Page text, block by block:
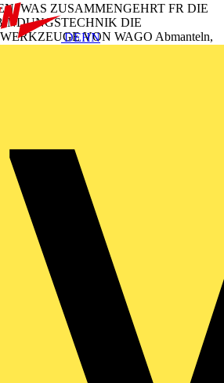
DEHN
WAS ZUSAMMENGEHRT FR DIE
DIE
VON WAGO Abmanteln,
Messen fr alle Arbeiten in der
Schaltschrankbau brauchen Profis
kompromisslos verlassen knnen. Die
berzeugen mit ihrer bewhrten Qualitt und
auch ergonomisch durchdacht.
Kabelmesser 206-1400 Kabelmesserset;
inkl. aller Wechselbgel in einer L-
fr 8 28 mm / 0.31 1.10 inch;
inkl. Wechselbgel
206-1442 Universal-Entmanteler; fr 8
Innendosenentmanteler; fr 8 13 mm
4,5 10 mm Artikelnummer
Steuerleitungen 206-1481
fr 3,2 4,4 mm 206-1482
fr 4,4 7,0 mm Abisolieren
Artikelnummer Crimp-Zangen 206-
16; Crimp-Bereich 6 mm, 10 mm
Quickstrip Vario; 0,03 10 mm;
206-1204 206-1225 206-1250 Crimp-
Bereich 0,25 4 mm Crimp-Zange 25;
mm und 25 mm Crimp-Zange 50; Crimp-
VDE-geprft: Bis 1000 V gem EN IEC
Handhabung: Gummierter